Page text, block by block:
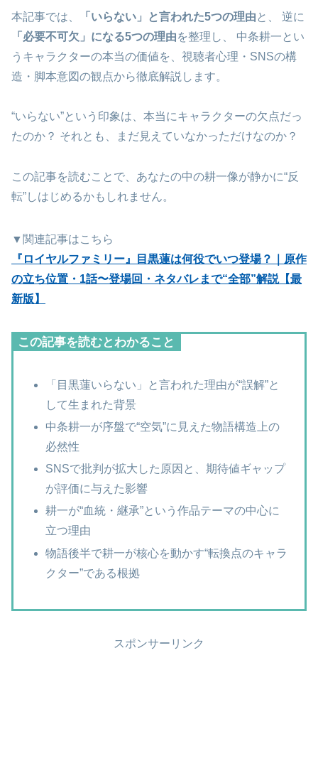
本記事では、 「いらない」と言われた5つの理由 と、 逆に
「必要不可欠」になる5つの理由を整理し、 中条耕一とい
うキャラクターの本当の価値を、視聴者心理・SNSの構
造・脚本意図の観点から徹底解説します。
“いらない”という印象は、本当にキャラクターの欠点だっ
たのか？ それとも、まだ見えていなかっただけなのか？
この記事を読むことで、あなたの中の耕一像が静かに“反
転”しはじめるかもしれません。
▼関連記事はこちら
『ロイヤルファミリー』目黒蓮は何役でいつ登場？｜原作
の立ち位置・1話〜登場回・ネタバレまで“全部”解説【最
新版】
この記事を読むとわかること
「目黒蓮いらない」と言われた理由が“誤解”と
して生まれた背景
中条耕一が序盤で“空気”に見えた物語構造上の
必然性
SNSで批判が拡大した原因と、期待値ギャップ
が評価に与えた影響
耕一が“血統・継承”という作品テーマの中心に
立つ理由
物語後半で耕一が核心を動かす“転換点のキャラ
クター”である根拠
スポンサーリンク